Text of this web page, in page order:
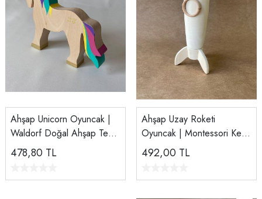
Ahşap Unicorn Oyuncak |
Waldorf Doğal Ahşap Tek
Boynuzlu At | El Yapımı
Unicorn Figürü
478,80 TL
Ahşap Uzay Roketi
Oyuncak | Montessori Keşif
Oyuncağı – 13 cm
492,00 TL